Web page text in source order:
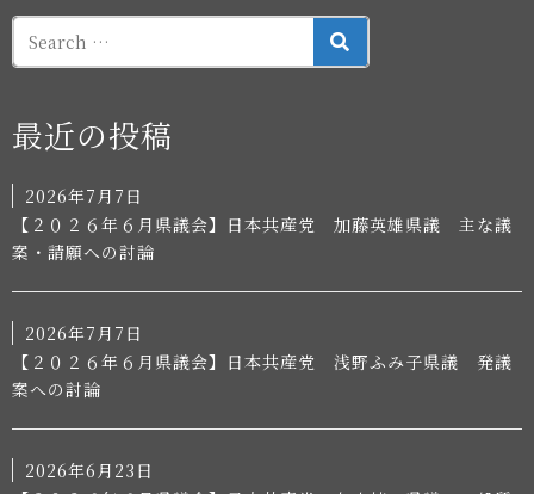
SEARCH
最近の投稿
2026年7月7日
【２０２６年６月県議会】日本共産党 加藤英雄県議 主な議
案・請願への討論
2026年7月7日
【２０２６年６月県議会】日本共産党 浅野ふみ子県議 発議
案への討論
2026年6月23日